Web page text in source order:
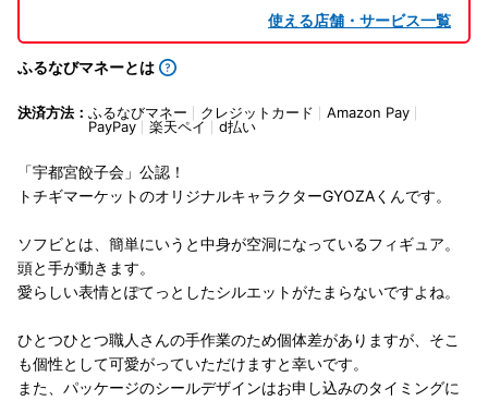
使える店舗・サービス一覧
ふるなびマネーとは
決済方法： ふるなびマネー クレジットカード
Amazon Pay
PayPay
楽天ペイ d払い
「宇都宮餃子会」公認！
トチギマーケットのオリジナルキャラクターGYOZAくんです。
ソフビとは、簡単にいうと中身が空洞になっているフィギュア。
頭と手が動きます。
愛らしい表情とぽてっとしたシルエットがたまらないですよね。
ひとつひとつ職人さんの手作業のため個体差がありますが、そこ
も個性として可愛がっていただけますと幸いです。
また、パッケージのシールデザインはお申し込みのタイミングに